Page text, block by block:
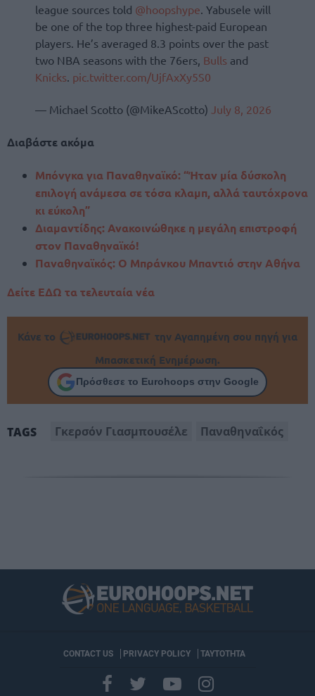
league sources told @hoopshype . Yabusele will
be one of the top three highest-paid European
players. He’s averaged 8.3 points over the past
two NBA seasons with the 76ers, Bulls and
Knicks pic.twitter.com/UjfAxXy5S0
— Michael Scotto (@MikeAScotto) July 8, 2026
Διαβάστε ακόμα
Μπόνγκα για Παναθηναϊκό: “Ήταν μία δύσκολη
επιλογή ανάμεσα σε τόσα κλαμπ, αλλά ταυτόχρονα
κι εύκολη”
Διαμαντίδης: Ανακοινώθηκε η μεγάλη επιστροφή
στον Παναθηναϊκό!
Παναθηναϊκός: Ο Μπράνκου Μπαντιό στην Αθήνα
Δείτε ΕΔΩ τα τελευταία νέα
Κάνε το
την Αγαπημένη σου πηγή για
Μπασκετική Ενημέρωση.
Πρόσθεσε το Eurohoops στην Google
TAGS Γκερσόν Γιασμπουσέλε Παναθηναΐκός
CONTACT US PRIVACY POLICY ΤΑΥΤΟΤΗΤΑ